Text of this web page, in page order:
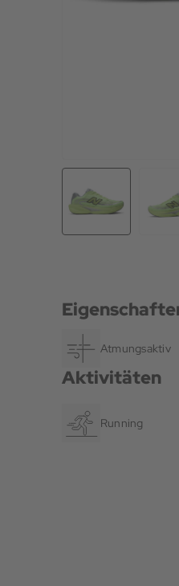
Atmungsaktiv
Aktivitäten
Running